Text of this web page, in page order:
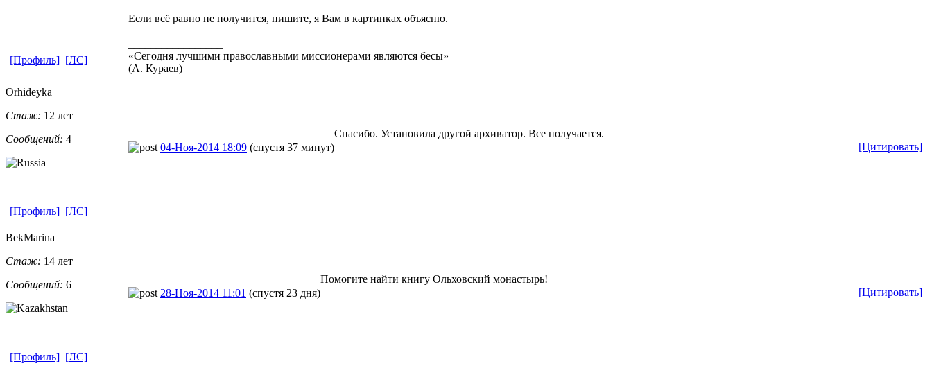
Если всё равно не получится, пишите, я Вам в картинках объясню.
«Сегодня лучшими православными миссионерами являются бесы»
(А. Кураев)
[Профиль] [ЛС]
Orhideyka
Стаж: 12 лет
Сообщений: 4
04-Ноя-2014 18:09 (спустя 37 минут) [Цитировать]
Спасибо. Установила другой архиватор. Все получается.
[Профиль] [ЛС]
BekMarina
Стаж: 14 лет
Сообщений: 6
28-Ноя-2014 11:01 (спустя 23 дня) [Цитировать]
Помогите найти книгу Ольховский монастырь!
[Профиль] [ЛС]